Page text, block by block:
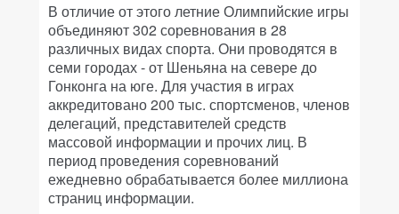
В отличие от этого летние Олимпийские игры
объединяют 302 соревнования в 28
различных видах спорта. Они проводятся в
семи городах - от Шеньяна на севере до
Гонконга на юге. Для участия в играх
аккредитовано 200 тыс. спортсменов, членов
делегаций, представителей средств
массовой информации и прочих лиц. В
период проведения соревнований
ежедневно обрабатывается более миллиона
страниц информации.